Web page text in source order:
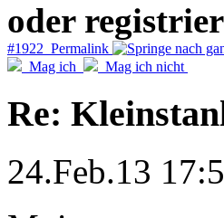
oder
#1922 Permalink
Mag ich
Mag ich nicht
Re:
24.Feb.13